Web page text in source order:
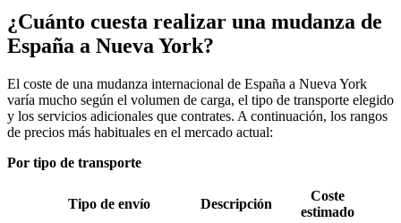
¿Cuánto cuesta realizar una mudanza de
España a Nueva York?
El coste de una mudanza internacional de España a Nueva York
varía mucho según el volumen de carga, el tipo de transporte elegido
y los servicios adicionales que contrates. A continuación, los rangos
de precios más habituales en el mercado actual:
Por tipo de transporte
Tipo de envío Descripción
Coste
estimado